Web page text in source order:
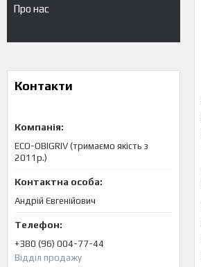
Про нас
Контакти
ECO-OBIGRIV (тримаємо якість з
2011р.)
Андрій Євгенійович
+380 (96) 004-77-44
Відділ продажу